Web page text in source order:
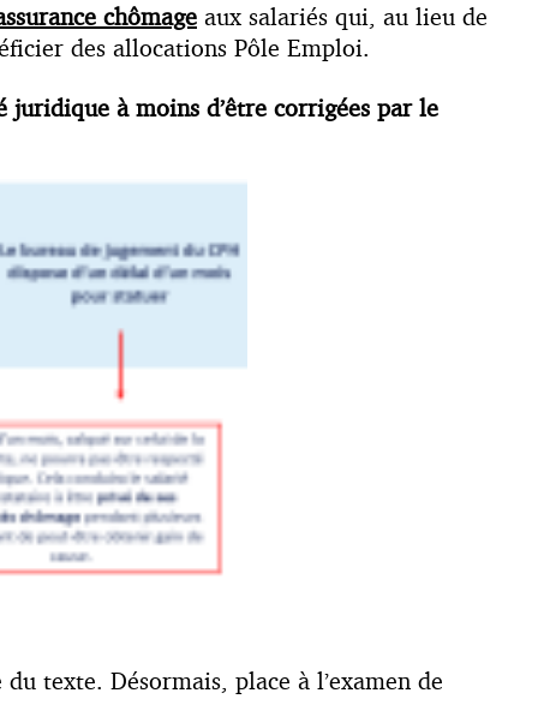
chômage aux salariés qui, au lieu de
des allocations Pôle Emploi.
à moins d’être corrigées par le
texte. Désormais, place à l’examen de